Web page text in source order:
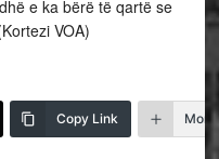
e ka bërë të qartë se
VOA)
Copy Link More